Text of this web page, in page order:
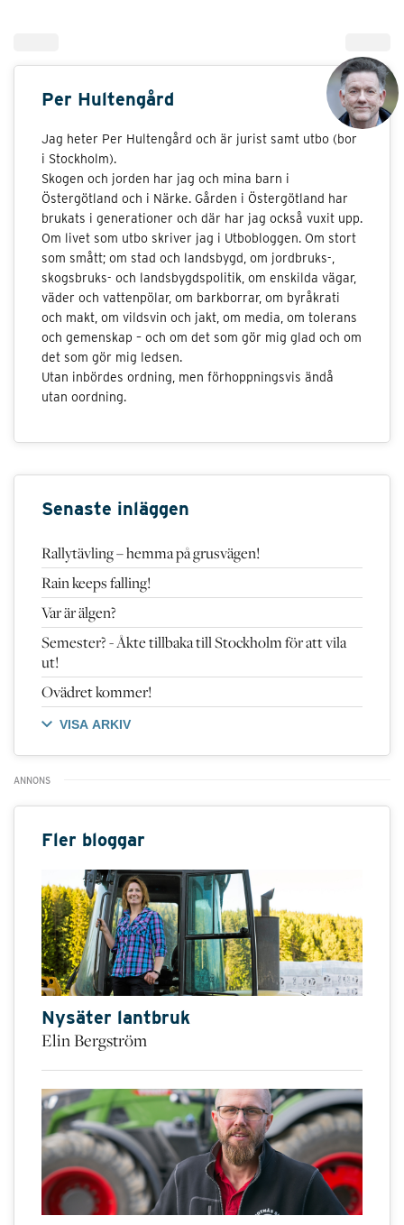
Per Hultengård
Jag heter Per Hultengård och är jurist samt utbo (bor
i Stockholm).
Skogen och jorden har jag och mina barn i
Östergötland och i Närke. Gården i Östergötland har
brukats i generationer och där har jag också vuxit upp.
Om livet som utbo skriver jag i Utbobloggen. Om stort
som smått; om stad och landsbygd, om jordbruks-,
skogsbruks- och landsbygdspolitik, om enskilda vägar,
väder och vattenpölar, om barkborrar, om byråkrati
och makt, om vildsvin och jakt, om media, om tolerans
och gemenskap – och om det som gör mig glad och om
det som gör mig ledsen.
Utan inbördes ordning, men förhoppningsvis ändå
utan oordning.
Senaste inläggen
Rallytävling – hemma på grusvägen!
Rain keeps falling!
Var är älgen?
Semester? - Åkte tillbaka till Stockholm för att vila
ut!
Ovädret kommer!
VISA ARKIV
Fler bloggar
Nysäter lantbruk
Elin Bergström